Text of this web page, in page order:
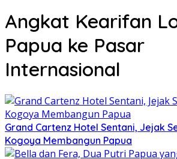
Angkat Kearifan
Papua ke Pasar
Internasional
Grand Cartenz Hotel Sentani, Jejak
Kogoya Membangun Papua